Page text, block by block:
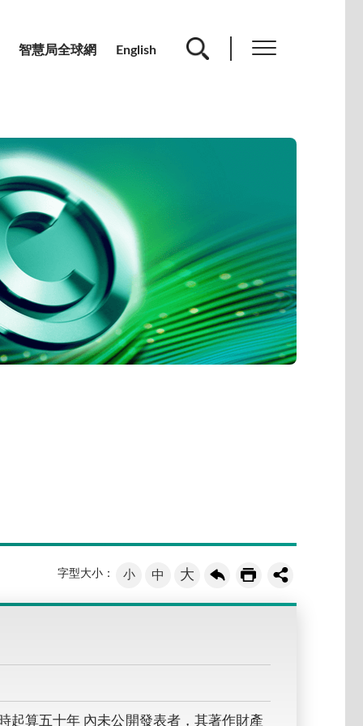
智慧局全球網 English
字型大小： 小 中 大
起算五十年 內未公開發表者，其著作財產